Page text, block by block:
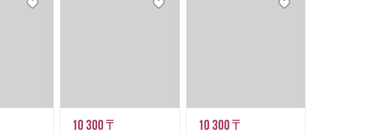
10 300 ₸ 10 300 ₸